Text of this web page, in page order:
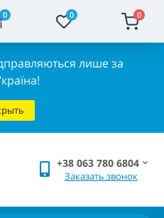
0 0 0
лише за
+38 063 780 6804
Заказать звонок